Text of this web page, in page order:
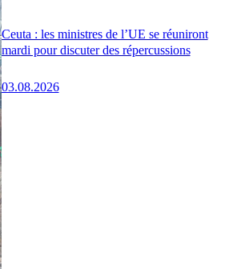
Ceuta : les ministres de l’UE se réuniront
mardi pour discuter des répercussions
03.08.2026